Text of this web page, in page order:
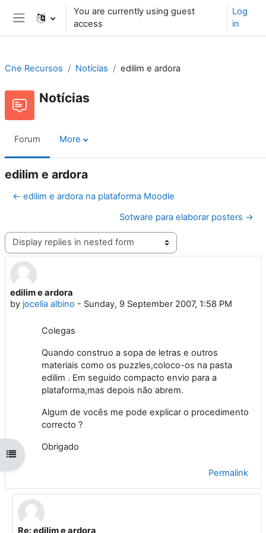
Skip to main content
Side panel
You are currently using guest
access
Log
in
Open course index
Cne Recursos Notícias edilim e ardora
Notícias
Forum More
edilim e ardora
← edilim e ardora na plataforma Moodle
Sotware para elaborar posters →
Display mode
edilim e ardora
by jocelia albino - Sunday, 9 September 2007, 1:58 PM
Number of replies: 2
Colegas
Quando construo a sopa de letras e outros
materiais como os puzzles,coloco-os na pasta
edilim . Em seguido compacto envio para a
plataforma,mas depois não abrem.
Algum de vocês me pode explicar o procedimento
correcto ?
Obrigado
Permalink
Re: edilim e ardora